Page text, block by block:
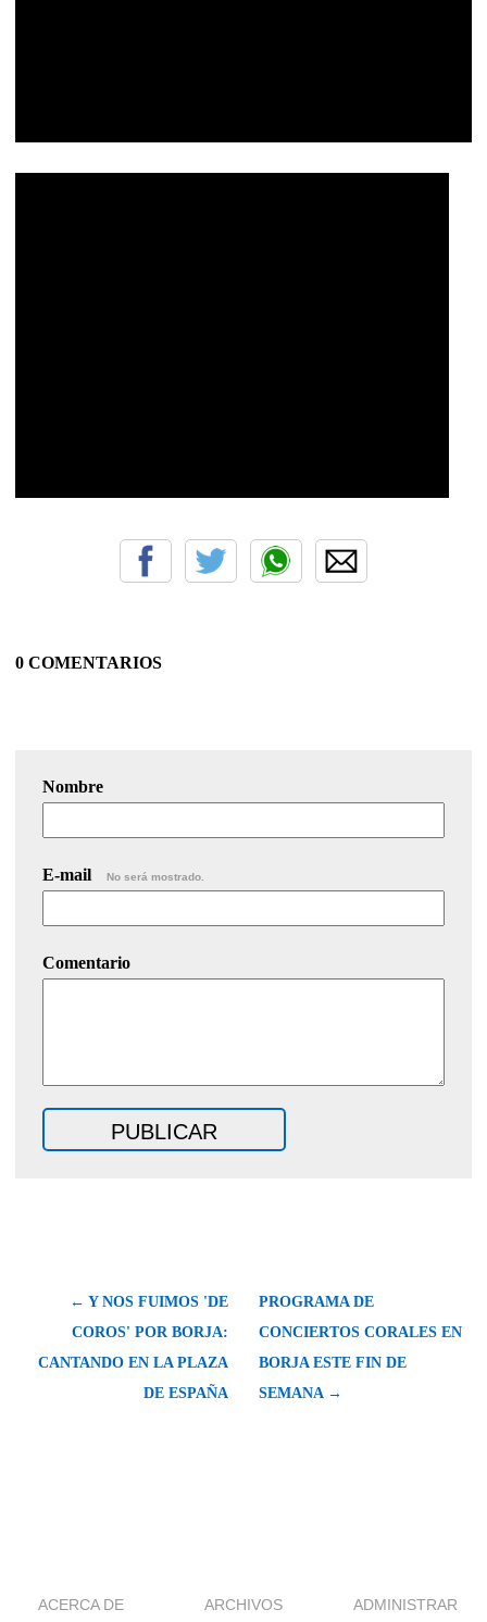
0 COMENTARIOS
Nombre
E-mail No será mostrado.
Comentario
← Y NOS FUIMOS 'DE
COROS' POR BORJA:
CANTANDO EN LA PLAZA
DE ESPAÑA
PROGRAMA DE
CONCIERTOS CORALES EN
BORJA ESTE FIN DE
SEMANA →
ACERCA DE ARCHIVOS ADMINISTRAR